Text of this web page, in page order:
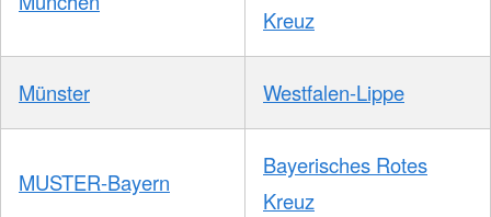
Kreuz
Münster Westfalen-Lippe
MUSTER-Bayern
Bayerisches Rotes
Kreuz